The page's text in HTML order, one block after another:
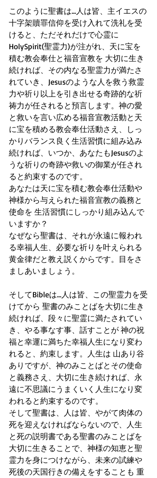
このように聖書は...人は皆、主イエスの
十字架贖罪信仰を受け入れて洗礼を受
けると、ただそれだけで心霊に
HolySpirit(聖霊力)が注がれ、天に宝を
積む教会奉仕と福音宣教を 大切に生き
続ければ、その内なる聖霊力が満たさ
れていき、Jesusのような人を救う救霊
力や祈り以上を引き出せる奇跡的な祈
祷力が任されると預言します。神の愛
と救いを言い広める福音宣教活動と天
に宝を積める教会奉仕活動さえ、しっ
かりバランス良く生活習慣に組み込み
続ければ、いつか、あなたもJesusのよ
うな祈りの奇跡や救いの御業が任され
ると約束するのです。
あなたは天に宝を積む教会奉仕活動や
神様から与えられた福音宣教の義務と
使命を 生活習慣にしっかり組み込んで
いますか？
なぜなら聖書は、それが永遠に報われ
る幸福人生、必要な祈りを叶えられる
黄金律だと教え説くからです。目をさ
ましあいましょう。
そしてBibleは...人は皆、この聖霊力を受
けてから 聖書のみことばを大切に生き
続ければ、段々に聖霊に満たされてい
き、やる事なす事、話すことが 神の祝
福と幸運に満ちた幸福人生になり変わ
れると、約束します。人生は 山あり谷
ありですが、神のみことばとその使命
と義務さえ、大切に生き続ければ、永
遠に不思議にうまくいく人生になり変
われると約束するのです。
そして聖書は、人は皆、やがて肉体の
死を迎えなければならないので、人生
と死の説明書である聖書のみことばを
大切に生きることで、神様の知恵と聖
霊力を身につけながら、未来の試練や
死後の天国行きの備えをすることも 重